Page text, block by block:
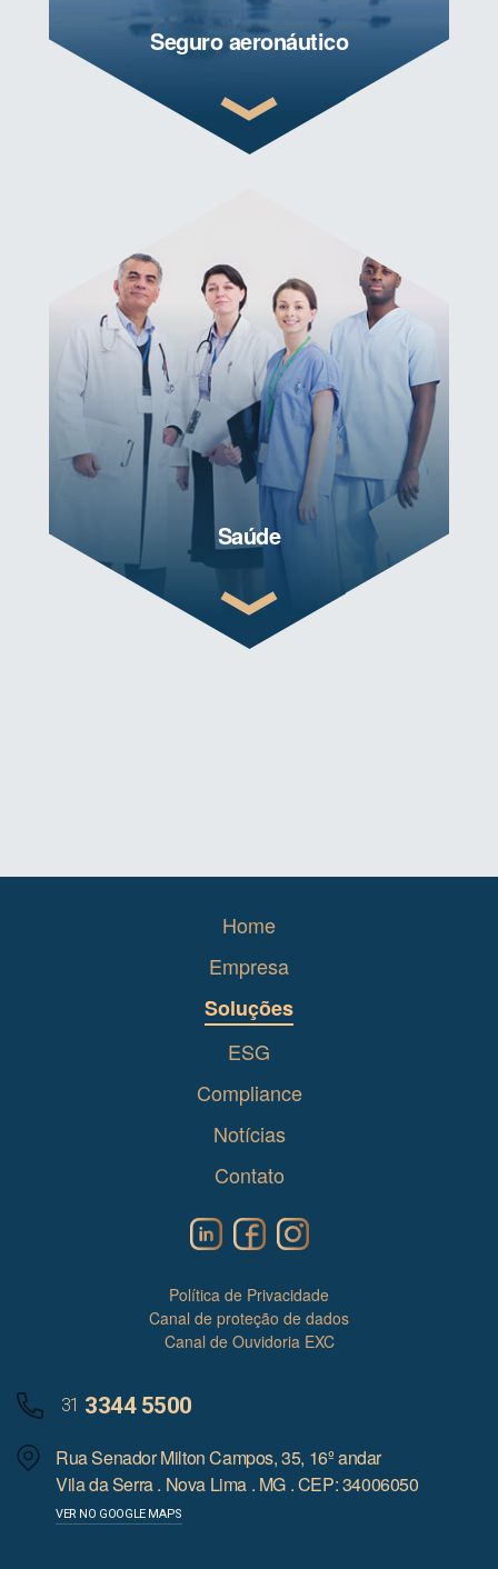
Seguro aeronáutico
Saúde
Home
Empresa
Soluções
ESG
Compliance
Notícias
Contato
Política de Privacidade
Canal de proteção de dados
Canal de Ouvidoria EXC
31 3344 5500
Rua Senador Milton Campos, 35, 16º andar
Vila da Serra . Nova Lima . MG . CEP: 34006050
VER NO GOOGLE MAPS